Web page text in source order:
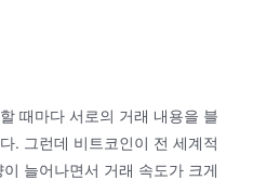
때마다 서로의 거래 내용을 블
. 그런데 비트코인이 전 세계적
늘어나면서 거래 속도가 크게